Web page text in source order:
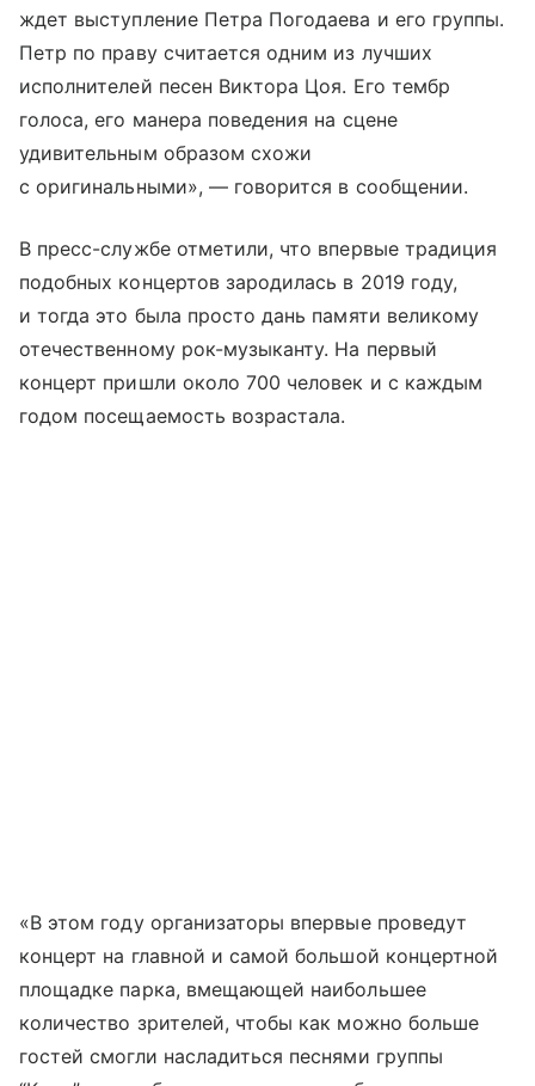
ждет выступление Петра Погодаева и его группы.
Петр по праву считается одним из лучших
исполнителей песен Виктора Цоя. Его тембр
голоса, его манера поведения на сцене
удивительным образом схожи
с оригинальными», — говорится в сообщении.
В пресс-службе отметили, что впервые традиция
подобных концертов зародилась в 2019 году,
и тогда это была просто дань памяти великому
отечественному рок-музыканту. На первый
концерт пришли около 700 человек и с каждым
годом посещаемость возрастала.
«В этом году организаторы впервые проведут
концерт на главной и самой большой концертной
площадке парка, вмещающей наибольшее
количество зрителей, чтобы как можно больше
гостей смогли насладиться песнями группы